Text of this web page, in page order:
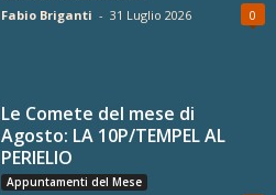
Fabio Briganti - 31 Luglio 2026 0
Le Comete del mese di
Agosto: LA 10P/TEMPEL AL
PERIELIO
Appuntamenti del Mese